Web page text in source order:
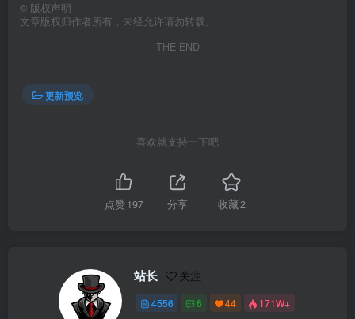
© 版权声明
文章版权归作者所有，未经允许请勿转载。
THE END
更新预览
喜欢就支持一下吧
点赞197 分享 收藏2
站长 关注
4556 6 44 171W+